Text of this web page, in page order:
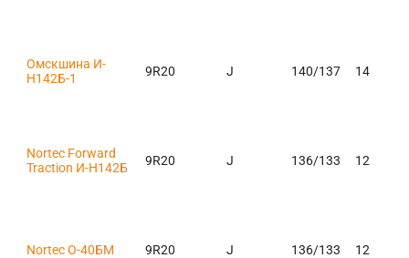
Омскшина И-
Н142Б-1
9R20 J 140/137 14
Nortec Forward
Traction И-Н142Б
9R20 J 136/133 12
Nortec О-40БМ 9R20 J 136/133 12